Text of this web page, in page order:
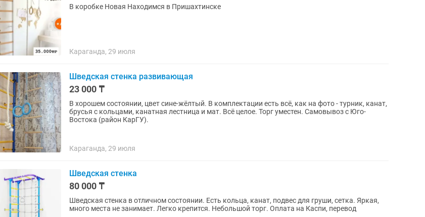
В коробке Новая Находимся в Пришахтинске
Караганда, 29 июля
Шведская стенка развивающая
23 000 ₸
В хорошем состоянии, цвет сине-жёлтый. В комплектации есть всё, как на фото - турник, канат,
брусья с кольцами, канатная лестница и мат. Всё целое. Торг уместен. Самовывоз с Юго-
Востока (район КарГУ).
Караганда, 29 июля
Шведская стенка
80 000 ₸
Шведская стенка в отличном состоянии. Есть кольца, канат, подвес для груши, сетка. Яркая,
много места не занимает. Легко крепится. Небольшой торг. Оплата на Каспи, перевод